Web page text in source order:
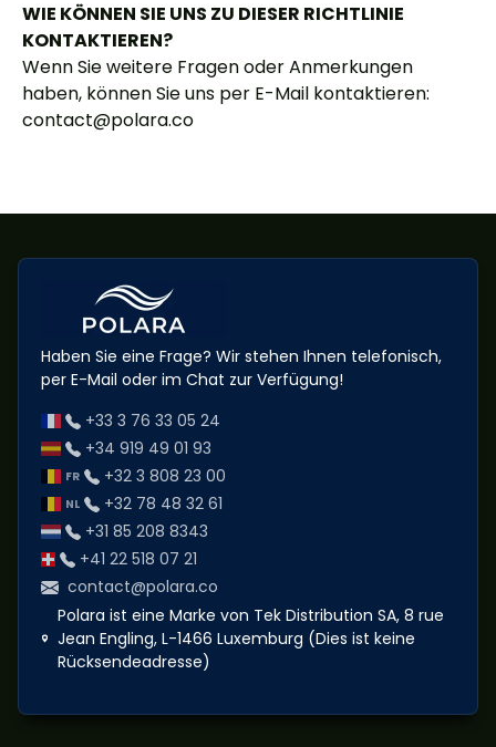
WIE KÖNNEN SIE UNS ZU DIESER RICHTLINIE
KONTAKTIEREN?
Wenn Sie weitere Fragen oder Anmerkungen
haben, können Sie uns per E-Mail kontaktieren:
contact@polara.co
Haben Sie eine Frage? Wir stehen Ihnen telefonisch,
per E-Mail oder im Chat zur Verfügung!
+33 3 76 33 05 24
+34 919 49 01 93
+32 3 808 23 00
+32 78 48 32 61
+31 85 208 8343
+41 22 518 07 21
contact@polara.co
Polara ist eine Marke von Tek Distribution SA, 8 rue
Jean Engling, L-1466 Luxemburg (Dies ist keine
Rücksendeadresse)